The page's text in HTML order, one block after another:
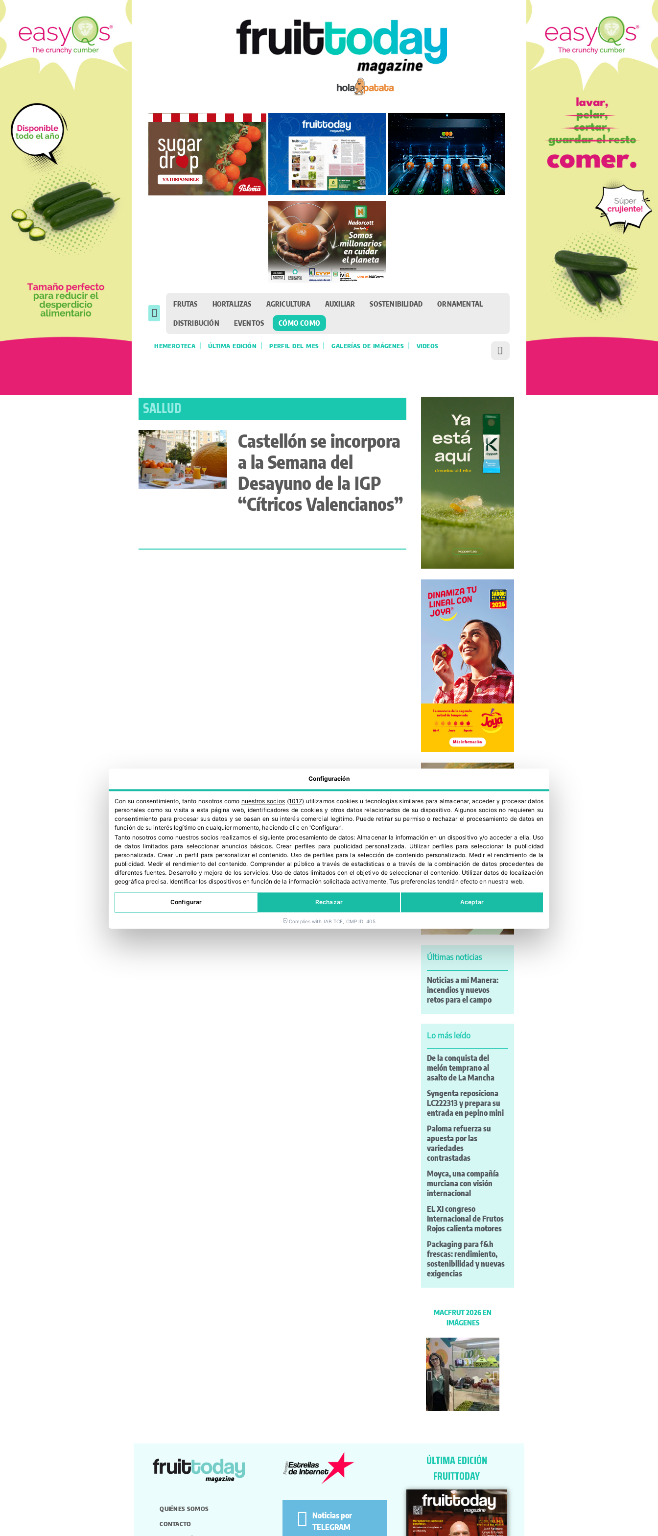
FRUTAS HORTALIZAS AGRICULTURA AUXILIAR SOSTENIBILIDAD ORNAMENTAL
DISTRIBUCIÓN EVENTOS CÓMO COMO
HEMEROTECA ÚLTIMA EDICIÓN PERFIL DEL MES GALERÍAS DE IMÁGENES VIDEOS
SALLUD
Castellón se incorpora
a la Semana del
Desayuno de la IGP
“Cítricos Valencianos”
Últimas noticias
Noticias a mi Manera:
incendios y nuevos
retos para el campo
Lo más leído
De la conquista del
melón temprano al
asalto de La Mancha
Syngenta reposiciona
LC222313 y prepara su
entrada en pepino mini
Paloma refuerza su
apuesta por las
variedades
contrastadas
Moyca, una compañía
murciana con visión
internacional
EL XI congreso
Internacional de Frutos
Rojos calienta motores
Packaging para f&h
frescas: rendimiento,
sostenibilidad y nuevas
exigencias
MACFRUT 2026 EN
IMÁGENES
QUIÉNES SOMOS
CONTACTO
Noticias por
TELEGRAM
ÚLTIMA EDICIÓN
FRUITTODAY
Configuración
Con su consentimiento, tanto nosotros como nuestros socios (1017) utilizamos cookies u tecnologías similares para almacenar, acceder y procesar datos
personales como su visita a esta página web, identificadores de cookies y otros datos relacionados de su dispositivo. Algunos socios no requieren su
consentimiento para procesar sus datos y se basan en su interés comercial legítimo. Puede retirar su permiso o rechazar el procesamiento de datos en
función de su interés legítimo en cualquier momento, haciendo clic en 'Configurar'.
Tanto nosotros como nuestros socios realizamos el siguiente procesamiento de datos:Almacenar la información en un dispositivo y/o acceder a ella. Uso
de datos limitados para seleccionar anuncios básicos. Crear perfiles para publicidad personalizada . Utilizar perfiles para seleccionar la publicidad
personalizada. Crear un perfil para personalizar el contenido. Uso de perfiles para la selección de contenido personalizado. Medir el rendimiento de la
publicidad. Medir el rendimiento del contenido. Comprender al público a través de estadísticas o a través de la combinación de datos procedentes de
diferentes fuentes. Desarrollo y mejora de los servicios. Uso de datos limitados con el objetivo de seleccionar el contenido. Utilizar datos de localización
geográfica precisa. Identificar los dispositivos en función de la información solicitada activamente.Tus preferencias tendrán efecto en nuestra web.
Configurar Rechazar Aceptar
Complies with IAB TCF, CMP ID: 405